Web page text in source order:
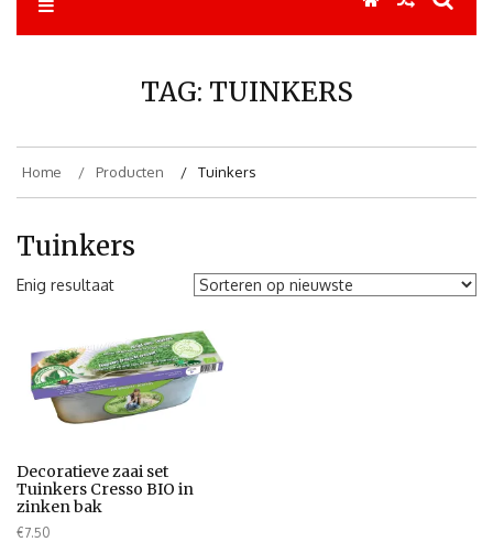
TAG: TUINKERS
Home Producten Tuinkers
Tuinkers
Enig resultaat
Decoratieve zaai set
Tuinkers Cresso BIO in
zinken bak
€7.50